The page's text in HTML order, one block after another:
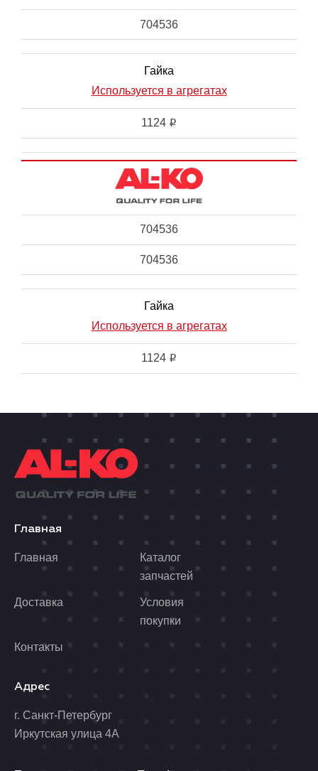
704536
Гайка
Используется в агрегатах
1124 i
704536
704536
Гайка
Используется в агрегатах
1124 i
Главная
Главная
Каталог
запчастей
Доставка
Условия
покупки
Контакты
Адрес
г. Санкт-Петербург
Иркутская улица 4А